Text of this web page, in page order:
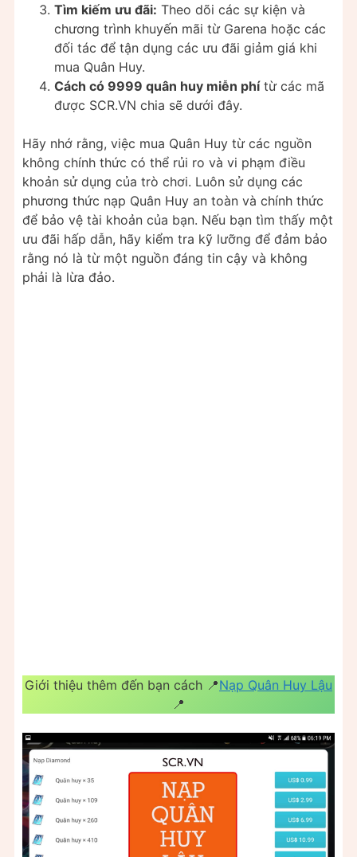
Tìm kiếm ưu đãi: Theo dõi các sự kiện và
chương trình khuyến mãi từ Garena hoặc các
đối tác để tận dụng các ưu đãi giảm giá khi
mua Quân Huy.
Cách có 9999 quân huy miễn phítừ các mã
được SCR.VN chia sẽ dưới đây.
Hãy nhớ rằng, việc mua Quân Huy từ các nguồn
không chính thức có thể rủi ro và vi phạm điều
khoản sử dụng của trò chơi. Luôn sử dụng các
phương thức nạp Quân Huy an toàn và chính thức
để bảo vệ tài khoản của bạn. Nếu bạn tìm thấy một
ưu đãi hấp dẫn, hãy kiểm tra kỹ lưỡng để đảm bảo
rằng nó là từ một nguồn đáng tin cậy và không
phải là lừa đảo.
Giới thiệu thêm đến bạn cách 📍Nạp Quân Huy Lậu
📍